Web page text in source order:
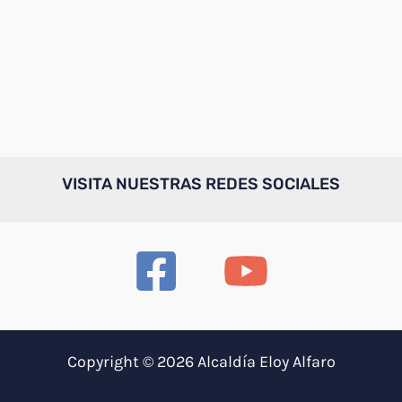
VISITA NUESTRAS REDES SOCIALES
Copyright © 2026 Alcaldía Eloy Alfaro